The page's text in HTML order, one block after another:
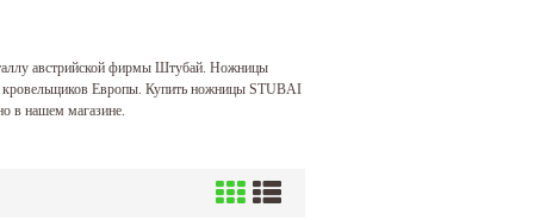
австрийской фирмы Штубай. Ножницы
Европы. Купить ножницы STUBAI
в нашем магазине.